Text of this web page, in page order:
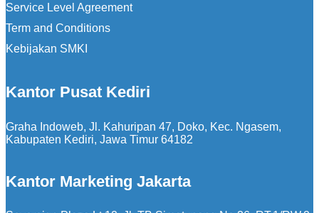
Service Level Agreement
Term and Conditions
Kebijakan SMKI
Kantor Pusat Kediri
Graha Indoweb, Jl. Kahuripan 47, Doko, Kec. Ngasem,
Kabupaten Kediri, Jawa Timur 64182
Kantor Marketing Jakarta